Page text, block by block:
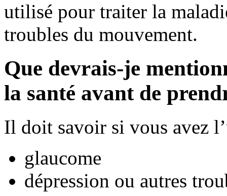
utilisé pour traiter la
troubles du mouvement.
Que devrais-je
la santé avant de
Il doit savoir si vous avez
glaucome
dépression ou autres